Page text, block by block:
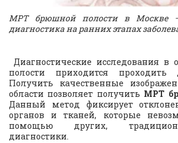
МРТ брюшной полости в Москве –
диагностика на ранних этапах
Диагностические исследования в
полости приходится проходить
Получить качественные
области позволяет получить МРТ
Данный метод фиксирует
органов и тканей, которые
помощью других,
диагностики.